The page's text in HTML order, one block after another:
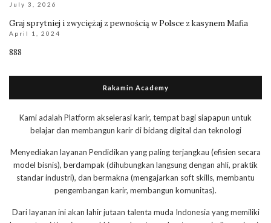
July 3, 2026
Graj sprytniej i zwyciężaj z pewnością w Polsce z kasynem Mafia
April 1, 2024
888
Rakamin Academy
Kami adalah Platform akselerasi karir, tempat bagi siapapun untuk
belajar dan membangun karir di bidang digital dan teknologi
Menyediakan layanan Pendidikan yang paling terjangkau (efisien secara
model bisnis), berdampak (dihubungkan langsung dengan ahli, praktik
standar industri), dan bermakna (mengajarkan soft skills, membantu
pengembangan karir, membangun komunitas).
Dari layanan ini akan lahir jutaan talenta muda Indonesia yang memiliki